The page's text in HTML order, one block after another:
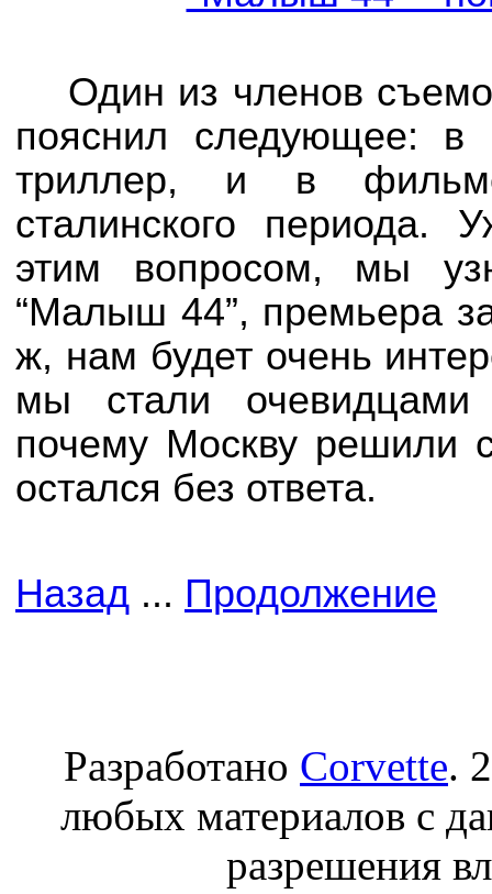
Один из членов
пояснил следующее: в
триллер, и в
сталинского периода.
этим вопросом, мы
“Малыш 44”, премьера
ж, нам будет очень
мы стали очевидцами
почему Москву решили
остался без ответа.
Назад ... Продолжение
Разработано Corvette.
любых материалов с
разрешения